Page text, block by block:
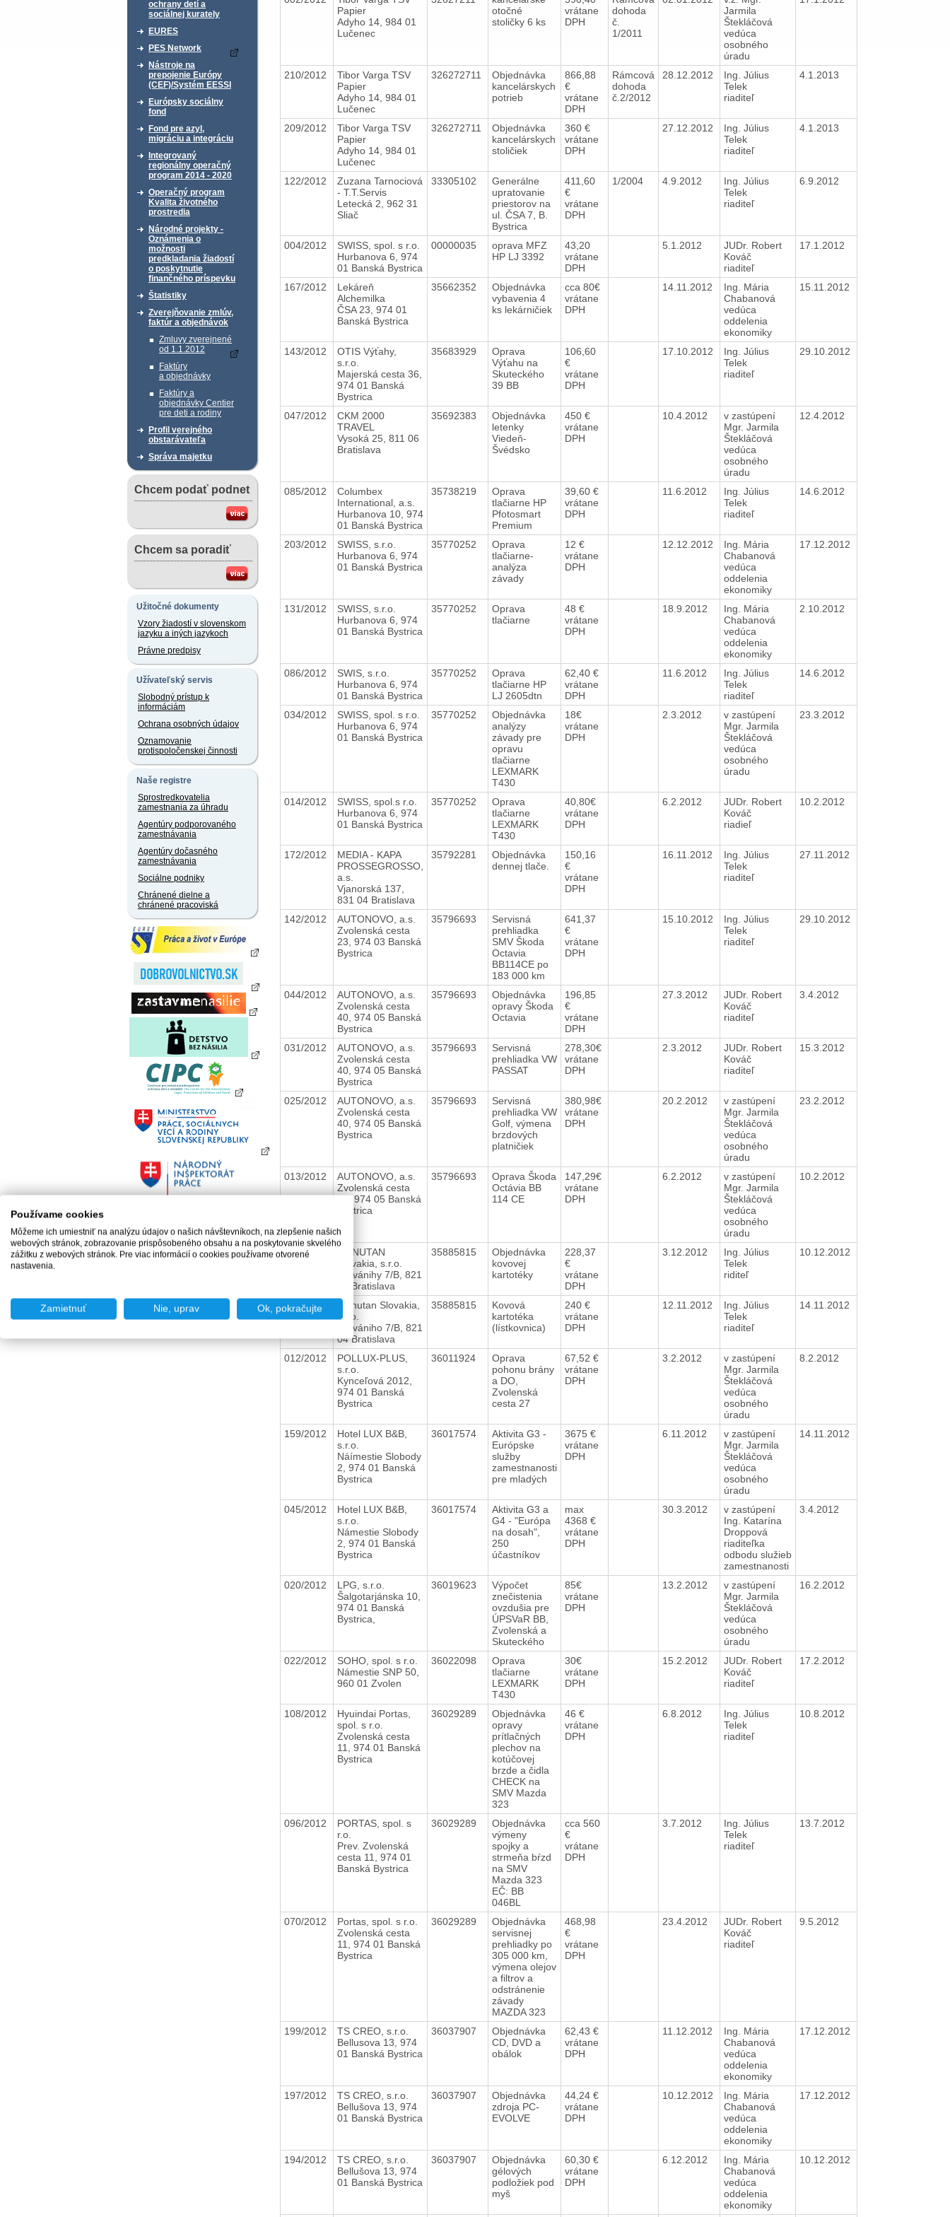
ochrany detí a
sociálnej kurately
EURES
PES Network
Nástroje na
prepojenie Európy
(CEF)/Systém EESSI
Európsky sociálny
fond
Fond pre azyl,
migráciu a integráciu
Integrovaný
regionálny operačný
program 2014 - 2020
Operačný program
Kvalita životného
prostredia
Národné projekty -
Oznámenia o
možnosti
predkladania žiadostí
o poskytnutie
finančného príspevku
Štatistiky
Zverejňovanie zmlúv,
faktúr a objednávok
Zmluvy zverejnené
od 1.1.2012
Faktúry
a objednávky
Faktúry a
objednávky Centier
pre deti a rodiny
Profil verejného
obstarávateľa
Správa majetku
Chcem podať podnet
Chcem sa poradiť
Užitočné dokumenty
Vzory žiadostí v slovenskom
jazyku a iných jazykoch
Právne predpisy
Užívateľský servis
Slobodný prístup k
informáciám
Ochrana osobných údajov
Oznamovanie
protispoločenskej činnosti
Naše registre
Sprostredkovatelia
zamestnania za úhradu
Agentúry podporovaného
zamestnávania
Agentúry dočasného
zamestnávania
Sociálne podniky
Chránené dielne a
chránené pracoviská
Papier
Adyho 14, 984 01
Lučenec
otočné
stoličky 6 ks
vrátane
DPH
dohoda
č.
1/2011
Jarmila
Štekláčová
vedúca
osobného
úradu
210/2012
Tibor Varga TSV
Papier
Adyho 14, 984 01
Lučenec
326272711
Objednávka
kancelárskych
potrieb
866,88
€
vrátane
DPH
Rámcová
dohoda
č.2/2012
28.12.2012
Ing. Július
Telek
riaditeľ
4.1.2013
209/2012
Tibor Varga TSV
Papier
Adyho 14, 984 01
Lučenec
326272711
Objednávka
kancelárskych
stoličiek
360 €
vrátane
DPH
27.12.2012
Ing. Július
Telek
riaditeľ
4.1.2013
122/2012
Zuzana Tarnociová
- T.T.Servis
Letecká 2, 962 31
Sliač
33305102
Generálne
upratovanie
priestorov na
ul. ČSA 7, B.
Bystrica
411,60
€
vrátane
DPH
1/2004 4.9.2012
Ing. Július
Telek
riaditeľ
6.9.2012
004/2012
SWISS, spol. s r.o.
Hurbanova 6, 974
01 Banská Bystrica
00000035
oprava MFZ
HP LJ 3392
43,20
vrátane
DPH
5.1.2012
JUDr. Robert
Kováč
riaditeľ
17.1.2012
167/2012
Lekáreň
Alchemilka
ČSA 23, 974 01
Banská Bystrica
35662352
Objednávka
vybavenia 4
ks lekárničiek
cca 80€
vrátane
DPH
14.11.2012
Ing. Mária
Chabanová
vedúca
oddelenia
ekonomiky
15.11.2012
143/2012
OTIS Výťahy,
s.r.o.
Majerská cesta 36,
974 01 Banská
Bystrica
35683929
Oprava
Výťahu na
Skuteckého
39 BB
106,60
€
vrátane
DPH
17.10.2012
Ing. Július
Telek
riaditeľ
29.10.2012
047/2012
CKM 2000
TRAVEL
Vysoká 25, 811 06
Bratislava
35692383
Objednávka
letenky
Viedeň-
Švédsko
450 €
vrátane
DPH
10.4.2012
v zastúpení
Mgr. Jarmila
Štekláčová
vedúca
osobného
úradu
12.4.2012
085/2012
Columbex
International, a.s.
Hurbanova 10, 974
01 Banská Bystrica
35738219
Oprava
tlačiarne HP
Pfotosmart
Premium
39,60 €
vrátane
DPH
11.6.2012
Ing. Július
Telek
riaditeľ
14.6.2012
203/2012
SWISS, s.r.o.
Hurbanova 6, 974
01 Banská Bystrica
35770252
Oprava
tlačiarne-
analýza
závady
12 €
vrátane
DPH
12.12.2012
Ing. Mária
Chabanová
vedúca
oddelenia
ekonomiky
17.12.2012
131/2012
SWISS, s.r.o.
Hurbanova 6, 974
01 Banská Bystrica
35770252
Oprava
tlačiarne
48 €
vrátane
DPH
18.9.2012
Ing. Mária
Chabanová
vedúca
oddelenia
ekonomiky
2.10.2012
086/2012
SWIS, s.r.o.
Hurbanova 6, 974
01 Banská Bystrica
35770252
Oprava
tlačiarne HP
LJ 2605dtn
62,40 €
vrátane
DPH
11.6.2012
Ing. Július
Telek
riaditeľ
14.6.2012
034/2012
SWISS, spol. s r.o.
Hurbanova 6, 974
01 Banská Bystrica
35770252
Objednávka
analýzy
závady pre
opravu
tlačiarne
LEXMARK
T430
18€
vrátane
DPH
2.3.2012
v zastúpení
Mgr. Jarmila
Štekláčová
vedúca
osobného
úradu
23.3.2012
014/2012
SWISS, spol.s r.o.
Hurbanova 6, 974
01 Banská Bystrica
35770252
Oprava
tlačiarne
LEXMARK
T430
40,80€
vrátane
DPH
6.2.2012
JUDr. Robert
Kováč
riadieľ
10.2.2012
172/2012
MEDIA - KAPA
PROSSEGROSSO,
a.s.
Vjanorská 137,
831 04 Bratislava
35792281
Objednávka
dennej tlače.
150,16
€
vrátane
DPH
16.11.2012
Ing. Július
Telek
riaditeľ
27.11.2012
142/2012
AUTONOVO, a.s.
Zvolenská cesta
23, 974 03 Banská
Bystrica
35796693
Servisná
prehliadka
SMV Škoda
Octavia
BB114CE po
183 000 km
641,37
€
vrátane
DPH
15.10.2012
Ing. Július
Telek
riaditeľ
29.10.2012
044/2012
AUTONOVO, a.s.
Zvolenská cesta
40, 974 05 Banská
Bystrica
35796693
Objednávka
opravy Škoda
Octavia
196,85
€
vrátane
DPH
27.3.2012
JUDr. Robert
Kováč
riaditeľ
3.4.2012
031/2012
AUTONOVO, a.s.
Zvolenská cesta
40, 974 05 Banská
Bystrica
35796693
Servisná
prehliadka VW
PASSAT
278,30€
vrátane
DPH
2.3.2012
JUDr. Robert
Kováč
riaditeľ
15.3.2012
025/2012
AUTONOVO, a.s.
Zvolenská cesta
40, 974 05 Banská
Bystrica
35796693
Servisná
prehliadka VW
Golf, výmena
brzdových
platničiek
380,98€
vrátane
DPH
20.2.2012
v zastúpení
Mgr. Jarmila
Štekláčová
vedúca
osobného
úradu
23.2.2012
013/2012
AUTONOVO, a.s.
Zvolenská cesta
40, 974 05 Banská
Bystrica
35796693
Oprava Škoda
Octávia BB
114 CE
147,29€
vrátane
DPH
6.2.2012
v zastúpení
Mgr. Jarmila
Štekláčová
vedúca
osobného
úradu
10.2.2012
188/2012
MANUTAN
Slovakia, s.r.o.
Galvánihy 7/B, 821
04 Bratislava
35885815
Objednávka
kovovej
kartotéky
228,37
€
vrátane
DPH
3.12.2012
Ing. Július
Telek
riditeľ
10.12.2012
166/2012
Manutan Slovakia,
s.r.o.
Galvániho 7/B, 821
04 Bratislava
35885815
Kovová
kartotéka
(lístkovnica)
240 €
vrátane
DPH
12.11.2012
Ing. Július
Telek
riaditeľ
14.11.2012
012/2012
POLLUX-PLUS,
s.r.o.
Kynceľová 2012,
974 01 Banská
Bystrica
36011924
Oprava
pohonu brány
a DO,
Zvolenská
cesta 27
67,52 €
vrátane
DPH
3.2.2012
v zastúpení
Mgr. Jarmila
Štekláčová
vedúca
osobného
úradu
8.2.2012
159/2012
Hotel LUX B&B,
s.r.o.
Náímestie Slobody
2, 974 01 Banská
Bystrica
36017574
Aktivita G3 -
Európske
služby
zamestnanosti
pre mladých
3675 €
vrátane
DPH
6.11.2012
v zastúpení
Mgr. Jarmila
Štekláčová
vedúca
osobného
úradu
14.11.2012
045/2012
Hotel LUX B&B,
s.r.o.
Námestie Slobody
2, 974 01 Banská
Bystrica
36017574
Aktivita G3 a
G4 - "Európa
na dosah",
250
účastníkov
max
4368 €
vrátane
DPH
30.3.2012
v zastúpení
Ing. Katarína
Droppová
riaditeľka
odbodu služieb
zamestnanosti
3.4.2012
020/2012
LPG, s.r.o.
Šalgotarjánska 10,
974 01 Banská
Bystrica,
36019623
Výpočet
znečistenia
ovzdušia pre
ÚPSVaR BB,
Zvolenská a
Skuteckého
85€
vrátane
DPH
13.2.2012
v zastúpení
Mgr. Jarmila
Štekláčová
vedúca
osobného
úradu
16.2.2012
022/2012
SOHO, spol. s r.o.
Námestie SNP 50,
960 01 Zvolen
36022098
Oprava
tlačiarne
LEXMARK
T430
30€
vrátane
DPH
15.2.2012
JUDr. Robert
Kováč
riaditeľ
17.2.2012
108/2012
Hyuindai Portas,
spol. s r.o.
Zvolenská cesta
11, 974 01 Banská
Bystrica
36029289
Objednávka
opravy
prítlačných
plechov na
kotúčovej
brzde a čidla
CHECK na
SMV Mazda
323
46 €
vrátane
DPH
6.8.2012
Ing. Július
Telek
riaditeľ
10.8.2012
096/2012
PORTAS, spol. s
r.o.
Prev. Zvolenská
cesta 11, 974 01
Banská Bystrica
36029289
Objednávka
výmeny
spojky a
strmeňa bŕzd
na SMV
Mazda 323
EČ: BB
046BL
cca 560
€
vrátane
DPH
3.7.2012
Ing. Július
Telek
riaditeľ
13.7.2012
070/2012
Portas, spol. s r.o.
Zvolenská cesta
11, 974 01 Banská
Bystrica
36029289
Objednávka
servisnej
prehliadky po
305 000 km,
výmena olejov
a filtrov a
odstránenie
závady
MAZDA 323
468,98
€
vrátane
DPH
23.4.2012
JUDr. Robert
Kováč
riaditeľ
9.5.2012
199/2012
TS CREO, s.r.o.
Bellusova 13, 974
01 Banská Bystrica
36037907
Objednávka
CD, DVD a
obálok
62,43 €
vrátane
DPH
11.12.2012
Ing. Mária
Chabanová
vedúca
oddelenia
ekonomiky
17.12.2012
197/2012
TS CREO, s.r.o.
Bellušova 13, 974
01 Banská Bystrica
36037907
Objednávka
zdroja PC-
EVOLVE
44,24 €
vrátane
DPH
10.12.2012
Ing. Mária
Chabanová
vedúca
oddelenia
ekonomiky
17.12.2012
194/2012
TS CREO, s.r.o.
Bellušova 13, 974
01 Banská Bystrica
36037907
Objednávka
gélových
podložiek pod
myš
60,30 €
vrátane
DPH
6.12.2012
Ing. Mária
Chabanová
vedúca
oddelenia
ekonomiky
10.12.2012
Používame cookies
Môžeme ich umiestniť na analýzu údajov o našich návštevníkoch, na zlepšenie našich
webových stránok, zobrazovanie prispôsobeného obsahu a na poskytovanie skvelého
zážitku z webových stránok. Pre viac informácií o cookies používame otvorené
nastavenia.
Zamietnuť Nie, uprav Ok, pokračujte